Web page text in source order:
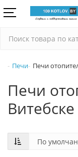
Печи Печи
Печи
Витебске